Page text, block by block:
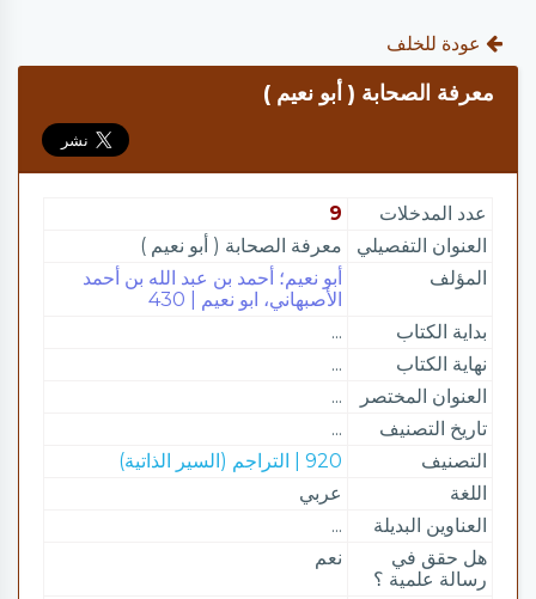
عودة للخلف
معرفة الصحابة ( أبو نعيم )
عدد المدخلات
9
العنوان التفصيلي
معرفة الصحابة ( أبو نعيم )
المؤلف
أبو نعيم؛ أحمد بن عبد الله بن أحمد
الأصبهاني، ابو نعيم | 430
بداية الكتاب
...
نهاية الكتاب
...
العنوان المختصر
...
تاريخ التصنيف
...
التصنيف
920 | التراجم (السير الذاتية)
اللغة
عربي
العناوين البديلة
...
هل حقق في
رسالة علمية ؟
نعم